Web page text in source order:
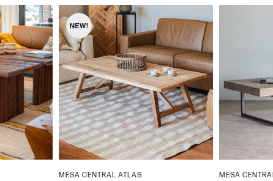
MESA CENTRAL ATLAS MESA